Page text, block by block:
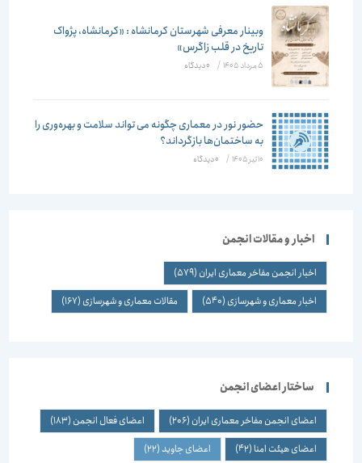
وبینار معرفی شهرستان کرمانشاه : «کرمانشاه، پژواک
تاریخ در قلب زاگرس»
5 مرداد 1405 / ۰ دیدگاه
حضور نور در معماری چگونه می تواند سلامت و بهره‌وری را
به ساختمان‌ها بازگرداند؟
10 تیر 1405 / ۰ دیدگاه
اخبار و مقالات انجمن
اخبار انجمن مفاخر معماری ایران(579)
اخبار معماری و شهرسازی(540) مقالات معماری و شهرسازی(167)
ساختار اعضای انجمن
اعضای انجمن مفاخر معماری ایران(206) اعضای فعال انجمن(183)
اعضای هیئت امنا (42) اعضای جاوید(22)